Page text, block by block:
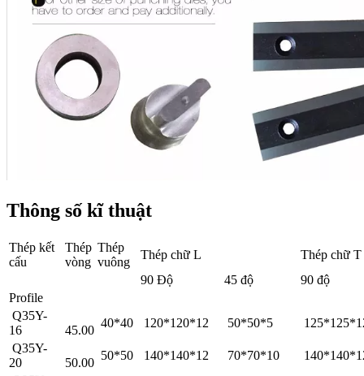
Thông số kĩ thuật
Thép kết
cấu
Thép
vòng
Thép
vuông
Thép chữ L
Thép chữ T
90 Độ
45 độ
90 độ
Profile
Q35Y-
16
45.00
40*40 120*120*12 50*50*5
Q35Y-
20
50.00
50*50 140*140*12 70*70*10